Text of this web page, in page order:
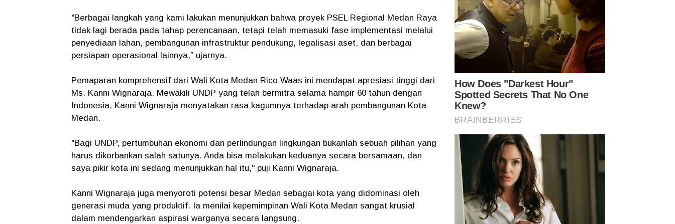
"Berbagai langkah yang kami lakukan menunjukkan bahwa proyek PSEL Regional Medan Raya
tidak lagi berada pada tahap perencanaan, tetapi telah memasuki fase implementasi melalui
penyediaan lahan, pembangunan infrastruktur pendukung, legalisasi aset, dan berbagai
persiapan operasional lainnya,” ujarnya.
Pemaparan komprehensif dari Wali Kota Medan Rico Waas ini mendapat apresiasi tinggi dari
Ms. Kanni Wignaraja. Mewakili UNDP yang telah bermitra selama hampir 60 tahun dengan
Indonesia, Kanni Wignaraja menyatakan rasa kagumnya terhadap arah pembangunan Kota
Medan.
"Bagi UNDP, pertumbuhan ekonomi dan perlindungan lingkungan bukanlah sebuah pilihan yang
harus dikorbankan salah satunya. Anda bisa melakukan keduanya secara bersamaan, dan
saya pikir kota ini sedang menunjukkan hal itu," puji Kanni Wignaraja.
Kanni Wignaraja juga menyoroti potensi besar Medan sebagai kota yang didominasi oleh
generasi muda yang produktif. Ia menilai kepemimpinan Wali Kota Medan sangat krusial
dalam mendengarkan aspirasi warganya secara langsung.